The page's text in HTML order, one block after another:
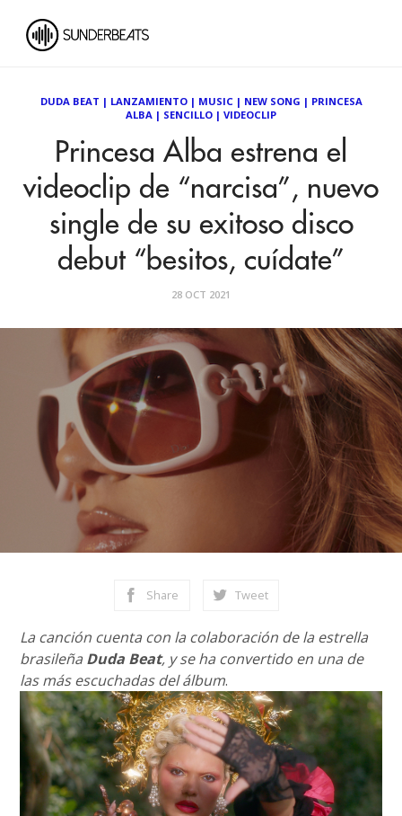
DUDA BEAT | LANZAMIENTO| MUSIC| NEW SONG | PRINCESA
ALBA | SENCILLO | VIDEOCLIP
Princesa Alba estrena el
videoclip de “narcisa”, nuevo
single de su exitoso disco
debut “besitos, cuídate”
28 OCT 2021
Share Tweet
La canción cuenta con la colaboración de la estrella
brasileña Duda Beat, y se ha convertido en una de
las más escuchadas del álbum.